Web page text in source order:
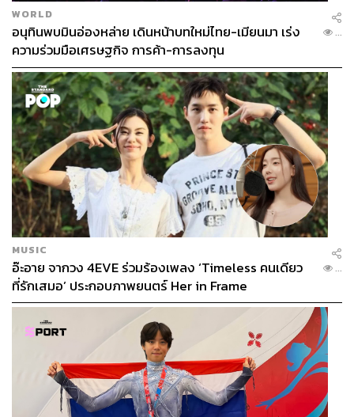
WORLD
อนุทินพบมินอ่องหล่าย เดินหน้าบทใหม่ไทย-เมียนมา เร่ง
ความร่วมมือเศรษฐกิจ การค้า-การลงทุน
...
MUSIC
อ๊ะอาย จากวง 4EVE ร่วมร้องเพลง ‘Timeless คนเดียว
ที่รักเสมอ’ ประกอบภาพยนตร์ Her in Frame
...